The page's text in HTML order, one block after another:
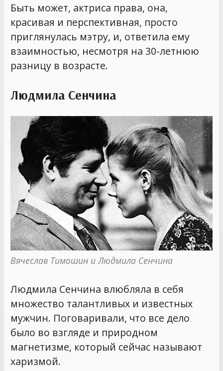
Быть может, актриса права, она,
красивая и перспективная, просто
приглянулась мэтру, и, ответила ему
взаимностью, несмотря на 30-летнюю
разницу в возрасте.
Людмила Сенчина
Вячеслав Тимошин и Людмила Сенчина
Людмила Сенчина влюбляла в себя
множество талантливых и известных
мужчин. Поговаривали, что все дело
было во взгляде и природном
магнетизме, который сейчас называют
харизмой.